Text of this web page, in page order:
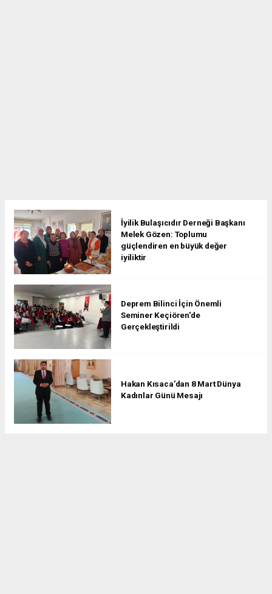
İyilik Bulaşıcıdır Derneği Başkanı
Melek Gözen: Toplumu
güçlendiren en büyük değer
iyiliktir
Deprem Bilinci İçin Önemli
Seminer Keçiören'de
Gerçekleştirildi
Hakan Kısaca’dan 8 Mart Dünya
Kadınlar Günü Mesajı